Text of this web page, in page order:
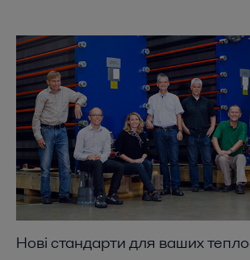
Нові стандарти для ваших